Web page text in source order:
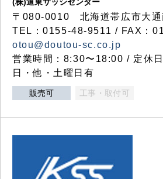
〒080-0010 北海道帯広市大
TEL：0155-48-9511 / FAX：
otou@doutou-sc.co.jp
営業時間：8:30〜18:00 / 定休
日・他・土曜日有
販売可 工事・取付可